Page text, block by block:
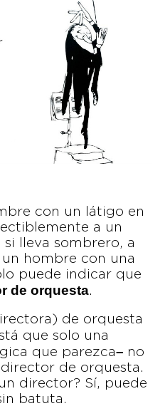
con un látigo en
a un
lleva sombrero, a
un hombre con una
puede indicar que
de orquesta.
de orquesta
que solo una
que parezca– no
de orquesta.
director? Sí, puede
batuta.